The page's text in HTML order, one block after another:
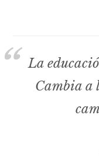
La
Cambia a